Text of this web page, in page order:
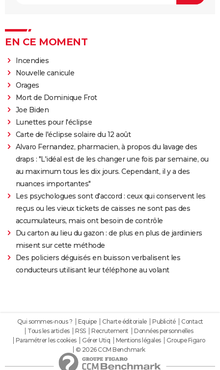
EN CE MOMENT
Incendies
Nouvelle canicule
Orages
Mort de Dominique Frot
Joe Biden
Lunettes pour l'éclipse
Carte de l'éclipse solaire du 12 août
Alvaro Fernandez, pharmacien, à propos du lavage des
draps : "L'idéal est de les changer une fois par semaine, ou
au maximum tous les dix jours. Cependant, il y a des
nuances importantes"
Les psychologues sont d'accord : ceux qui conservent les
reçus ou les vieux tickets de caisses ne sont pas des
accumulateurs, mais ont besoin de contrôle
Du carton au lieu du gazon : de plus en plus de jardiniers
misent sur cette méthode
Des policiers déguisés en buisson verbalisent les
conducteurs utilisant leur téléphone au volant
Qui sommes-nous ? Equipe Charte éditoriale Publicité
Contact
Tous les articles
RSS Recrutement
Données personnelles
Paramétrer les cookies
Gérer Utiq Mentions légales
Groupe Figaro
© 2026 CCM Benchmark